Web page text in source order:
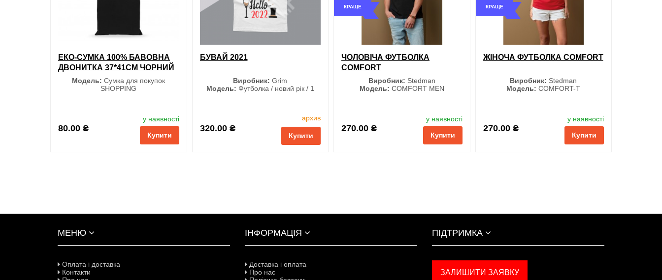
обрані порівняння купити в 1 клік
порівняння
ЕКО-СУМКА 100% БАВОВНА
ДВОНИТКА 37*41СМ ЧОРНИЙ
Модель: Сумка для покупок
SHOPPING
80.00 ₴
у наявності
Купити
БУВАЙ 2021
Виробник: Grim
Модель: Футболка / новий рік / 1
320.00 ₴
архив
Купити
S
M
XXL
КРАЩЕ
ЧОЛОВІЧА ФУТБОЛКА
COMFORT
Виробник: Stedman
Модель: COMFORT MEN
270.00 ₴
у наявності
Купити
КРАЩЕ
ЖІНОЧА ФУТБОЛКА COMFORT
Виробник: Stedman
Модель: COMFORT-T
270.00 ₴
у наявності
Купити
МЕНЮ
Оплата і доставка
Контакти
ІНФОРМАЦІЯ
Доставка і оплата
Про нас
ПІДТРИМКА
ЗАЛИШИТИ ЗАЯВКУ